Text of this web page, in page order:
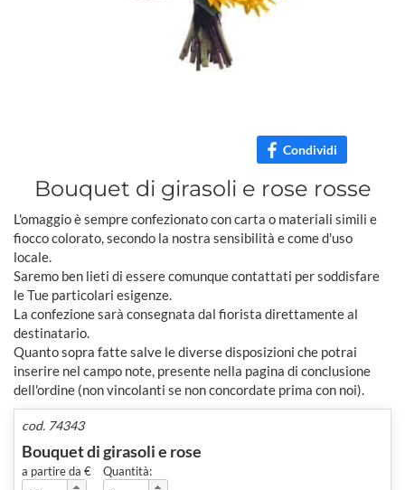
Condividi
Bouquet di girasoli e rose rosse
L'omaggio è sempre confezionato con carta o materiali simili e
fiocco colorato, secondo la nostra sensibilità e come d'uso
locale.
Saremo ben lieti di essere comunque contattati per soddisfare
le Tue particolari esigenze.
La confezione sarà consegnata dal fiorista direttamente al
destinatario.
Quanto sopra fatte salve le diverse disposizioni che potrai
inserire nel campo note, presente nella pagina di conclusione
dell'ordine (non vincolanti se non concordate prima con noi).
cod. 74343
Bouquet di girasoli e rose
a partire da € Quantità: